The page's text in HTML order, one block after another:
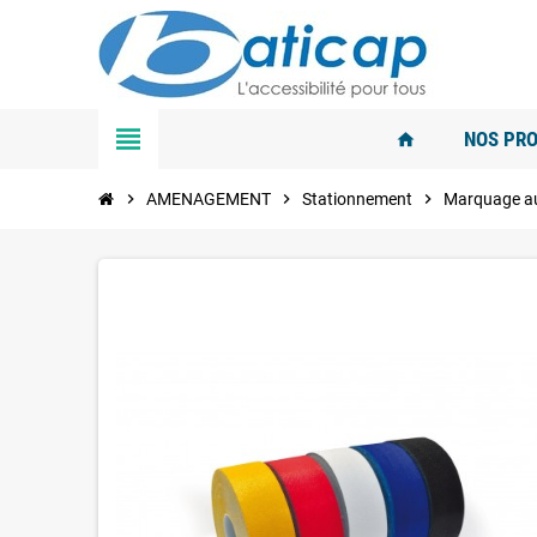
view_headline home NOS
chevron_right AMENAGEMENT chevron_right Stationnement chevron_right Marquage